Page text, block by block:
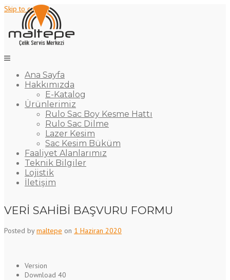
Skip to content
Ana Sayfa
Hakkımızda
E-Katalog
Ürünlerimiz
Rulo Sac Boy Kesme Hattı
Rulo Sac Dilme
Lazer Kesim
Sac Kesim Büküm
Faaliyet Alanlarımız
Teknik Bilgiler
Lojistik
İletişim
VERİ SAHİBİ BAŞVURU FORMU
Posted bymaltepe on 1 Haziran 2020
Version
Download 40